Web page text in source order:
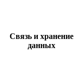
Связь и хранение
данных